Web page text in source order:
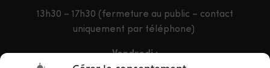
13h30 – 17h30 (fermeture au public – contact
uniquement par téléphone)
Vendredi :